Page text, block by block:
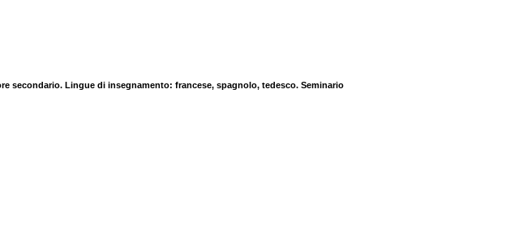
secondario. Lingue di insegnamento: francese, spagnolo, tedesco. Seminario